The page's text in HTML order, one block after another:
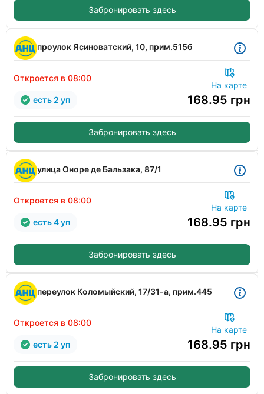
Забронировать здесь
проулок Ясиноватский, 10, прим.515б
Откроется в 08:00
На карте
168.95 грн
есть 2 уп
Забронировать здесь
улица Оноре де Бальзака, 87/1
Откроется в 08:00
На карте
168.95 грн
есть 4 уп
Забронировать здесь
переулок Коломыйский, 17/31-а, прим.445
Откроется в 08:00
На карте
168.95 грн
есть 2 уп
Забронировать здесь